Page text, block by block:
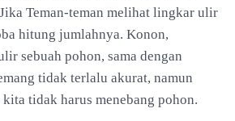
Teman-teman melihat lingkar ulir
hitung jumlahnya. Konon,
sebuah pohon, sama dengan
tidak terlalu akurat, namun
tidak harus menebang pohon.